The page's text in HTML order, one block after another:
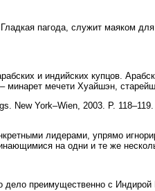
пагода, служит маяком
и индийских купцов.
минарет мечети Хуайшэн,
New York–Wien, 2003. P.
лидерами, упрямо
на одни и те же
преимущественно с